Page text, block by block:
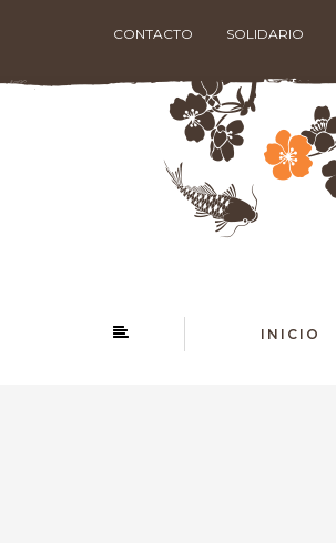
CONTACTO SOLIDARIO
INICIO